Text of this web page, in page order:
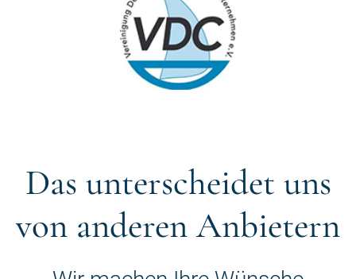
Das unterscheidet uns
von anderen Anbietern